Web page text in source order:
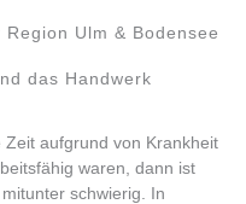
Ulm & Bodensee
das Handwerk
aufgrund von Krankheit
waren, dann ist
schwierig. In